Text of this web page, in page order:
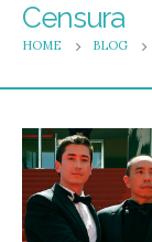
Censura
HOME BLOG